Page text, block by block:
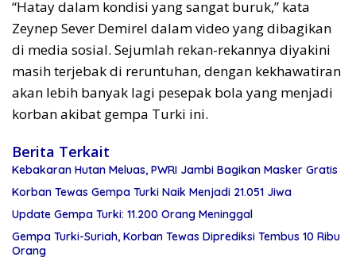
“Hatay dalam kondisi yang sangat buruk,” kata
Zeynep Sever Demirel dalam video yang dibagikan
di media sosial. Sejumlah rekan-rekannya diyakini
masih terjebak di reruntuhan, dengan kekhawatiran
akan lebih banyak lagi pesepak bola yang menjadi
korban akibat gempa Turki ini.
Berita Terkait
Kebakaran Hutan Meluas, PWRI Jambi Bagikan Masker Gratis
Korban Tewas Gempa Turki Naik Menjadi 21.051 Jiwa
Update Gempa Turki: 11.200 Orang Meninggal
Gempa Turki-Suriah, Korban Tewas Diprediksi Tembus 10 Ribu
Orang